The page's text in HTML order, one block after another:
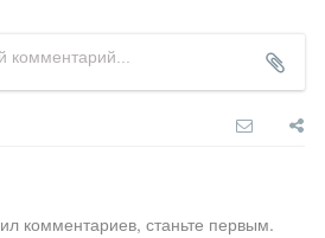
комментариев, станьте первым.